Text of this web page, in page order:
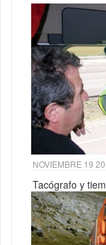
NOVIEMBRE 19
Tacógrafo y